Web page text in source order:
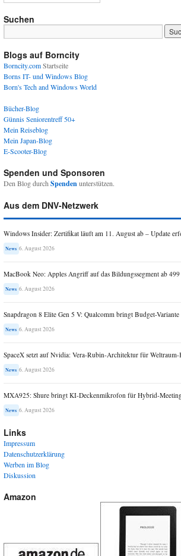
Suchen
Blogs auf Borncity
Borncity.comStartseite
Borns IT- und Windows Blog
Born's Tech and Windows World
Bücher-Blog
Günnis Seniorentreff 50+
Mein Reiseblog
Mein Japan-Blog
E-Scooter-Blog
Spenden und Sponsoren
Den Blog durchSpendenunterstützen.
Aus dem DNV-Netzwerk
Windows Insider: Zertifikat läuft am 11. August ab – Update
News 6. August 2026
MacBook Neo: Apples Angriff auf das Bildungssegment ab
News 6. August 2026
Snapdragon 8 Elite Gen 5 V: Qualcomm bringt Budget-Variante
News 6. August 2026
SpaceX setzt auf Nvidia: Vera-Rubin-Architektur für
News 6. August 2026
MXA925: Shure bringt KI-Deckenmikrofon für Hybrid-
News 6. August 2026
Links
Impressum
Datenschutzerklärung
Werben im Blog
Diskussion
Amazon